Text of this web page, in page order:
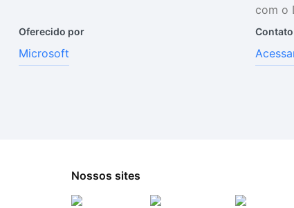
com o
Oferecido por
Microsoft
Nossos sites